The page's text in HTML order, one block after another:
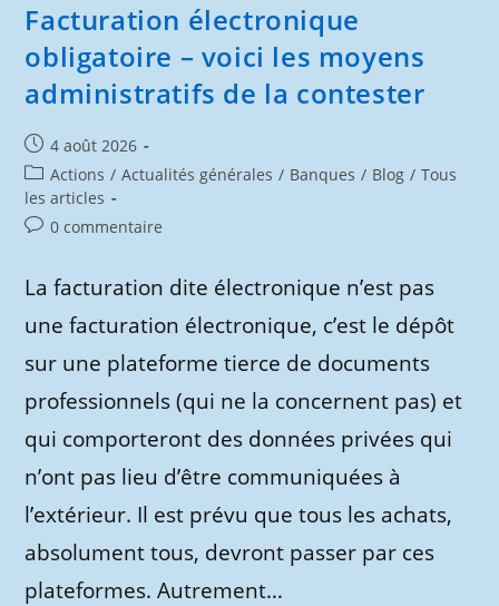
Facturation électronique
obligatoire – voici les moyens
administratifs de la contester
Publication
publiée :
4 août 2026
Post
category:
Actions / Actualités générales / Banques / Blog / Tous
les articles
Commentaires
publication :
0 commentaire
La facturation dite électronique n’est pas
une facturation électronique, c’est le dépôt
sur une plateforme tierce de documents
professionnels (qui ne la concernent pas) et
qui comporteront des données privées qui
n’ont pas lieu d’être communiquées à
l’extérieur. Il est prévu que tous les achats,
absolument tous, devront passer par ces
plateformes. Autrement…